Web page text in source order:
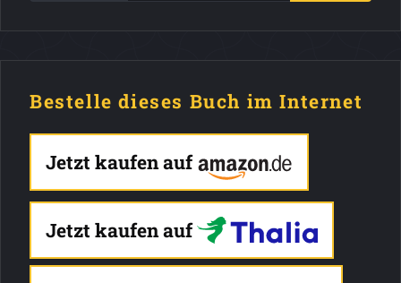
Bestelle dieses Buch im Internet
Jetzt kaufen auf
Jetzt kaufen auf